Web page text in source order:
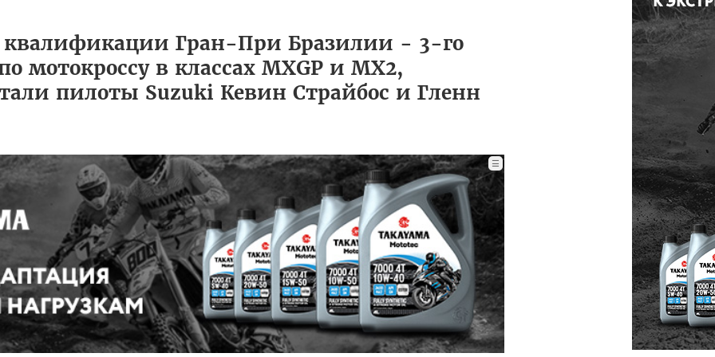
Гран-При Бразилии - 3-го
мотокроссу в классах MXGP и MX2,
пилоты Suzuki Кевин Страйбос и Гленн
☰